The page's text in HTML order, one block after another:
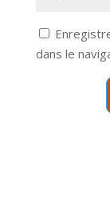
dans le